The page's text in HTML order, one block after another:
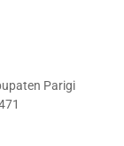
Parigi